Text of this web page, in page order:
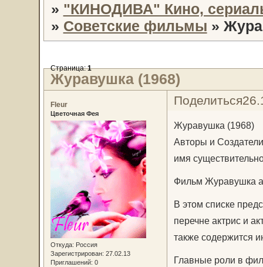
» "КИНОДИВА" Кино,
» Советские фильмы »
Журавушка (1968)
Страница:1
Поделиться
Fleur
Цветочная Фея
Откуда: Россия
Зарегистрирован: 27.02.13
Приглашений: 0
Журавушка (1968)
Авторы и
имя
Фильм Журавушка
В этом списке
перечне актрис и
также содержится
Главные роли в